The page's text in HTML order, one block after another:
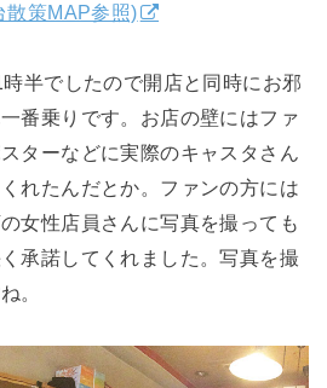
散策MAP参照)
半でしたので開店と同時にお邪
番乗りです。お店の壁にはファ
ターなどに実際のキャスタさん
れたんだとか。ファンの方には
女性店員さんに写真を撮っても
承諾してくれました。写真を撮
。